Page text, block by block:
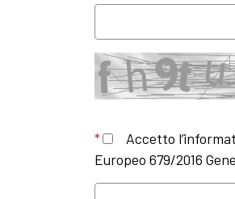
Accetto
Europeo 679/2016